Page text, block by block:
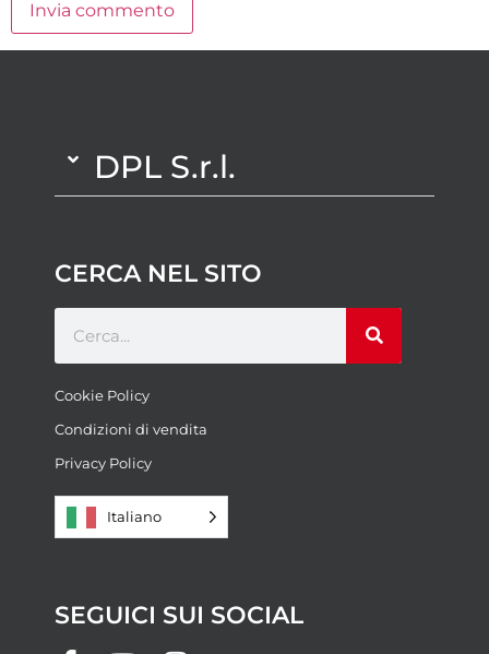
DPL S.r.l.
CERCA NEL SITO
Cookie Policy
Condizioni di vendita
Privacy Policy
Italiano
SEGUICI SUI SOCIAL